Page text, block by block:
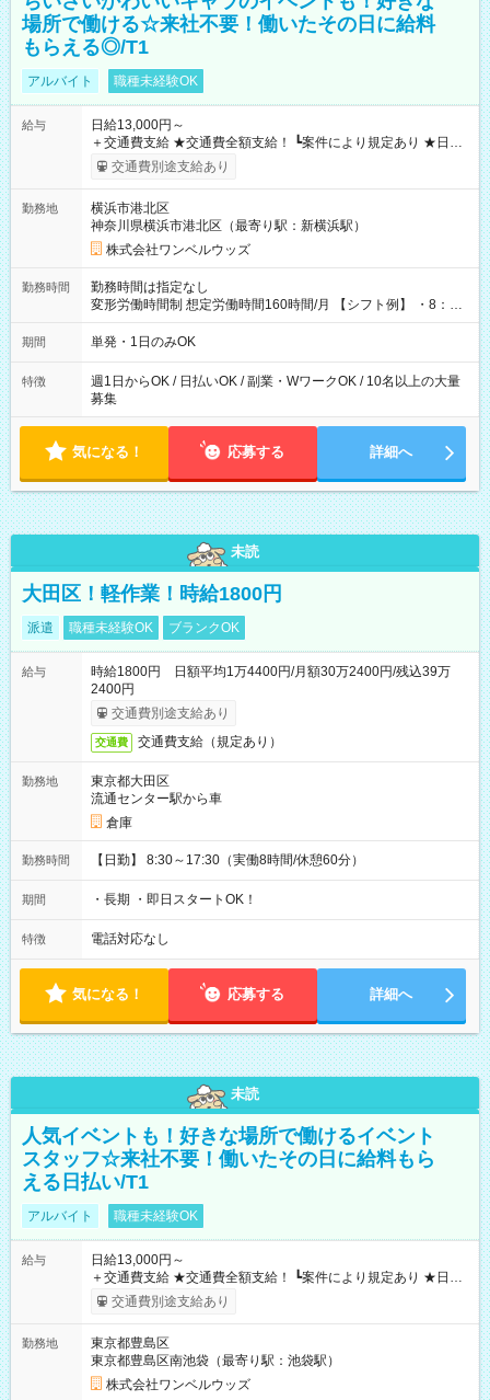
場所で働ける☆来社不要！働いたその日に給料
もらえる◎/T1
アルバイト 職種未経験OK
給与
日給13,000円～
＋交通費支給 ★交通費全額支給！ ┗案件により規定あり ★日払
いOK！（規定あり） ┗働いたその日に現金GET♪ お仕事後はコ
ンビニATMから 日払い分を引き落とせます！ 【試用期間】試
交通費別途支給あり
勤務地
横浜市港北区
神奈川県横浜市港北区（最寄り駅：新横浜駅）
株式会社ワンベルウッズ
勤務時間
勤務時間は指定なし
変形労働時間制 想定労働時間160時間/月 【シフト例】 ・8：00
～21：00
期間 単発・1日のみOK
特徴
週1日からOK / 日払いOK / 副業・WワークOK / 10名以上の大量
募集
気になる！ 応募する 詳細へ
未読
大田区！軽作業！時給1800円
派遣 職種未経験OK ブランクOK
給与
時給1800円 日額平均1万4400円/月額30万2400円/残込39万
2400円
交通費別途支給あり
交通費 交通費支給（規定あり）
勤務地
東京都大田区
流通センター駅から車
倉庫
勤務時間 【日勤】 8:30～17:30（実働8時間/休憩60分）
期間 ・長期 ・即日スタートOK！
特徴 電話対応なし
気になる！ 応募する 詳細へ
未読
人気イベントも！好きな場所で働けるイベント
スタッフ☆来社不要！働いたその日に給料もら
える日払い/T1
アルバイト 職種未経験OK
給与
日給13,000円～
＋交通費支給 ★交通費全額支給！ ┗案件により規定あり ★日払
いOK！（規定あり） ┗働いたその日に現金GET♪ お仕事後はコ
ンビニATMから 日払い分を引き落とせます！ 【試用期間】試
交通費別途支給あり
勤務地
東京都豊島区
東京都豊島区南池袋（最寄り駅：池袋駅）
株式会社ワンベルウッズ